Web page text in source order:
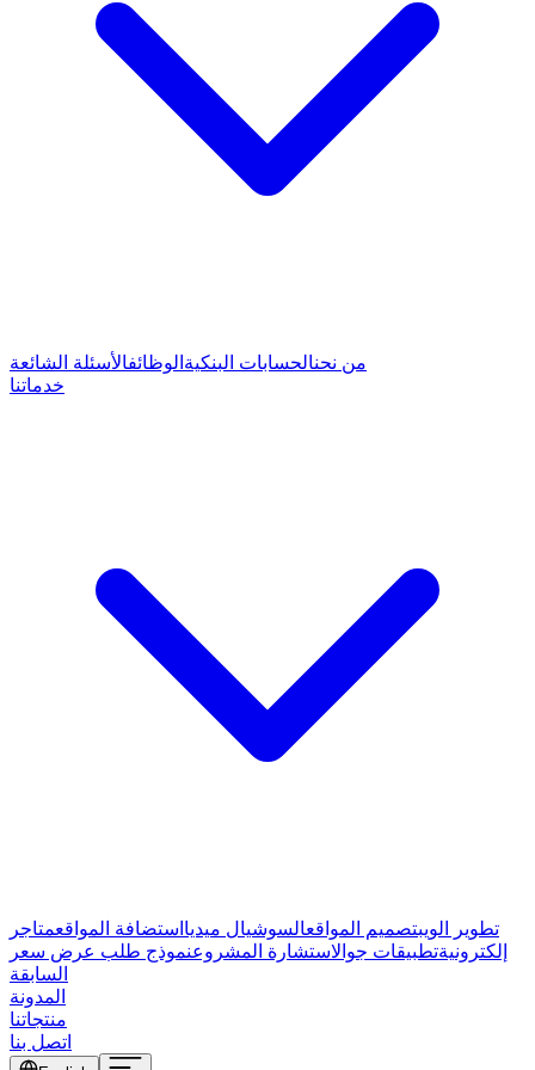
من نحنالحسابات البنكية الوظائفالأسئلة الشائعة
خدماتنا
تطوير الويبتصميم المواقعالسوشيال ميديا استضافة المواقعمتاجر
إلكترونيةتطبيقات جوالاستشارة المشروعنموذج طلب عرض سعر
السابقة
المدونة
منتجاتنا
اتصل بنا